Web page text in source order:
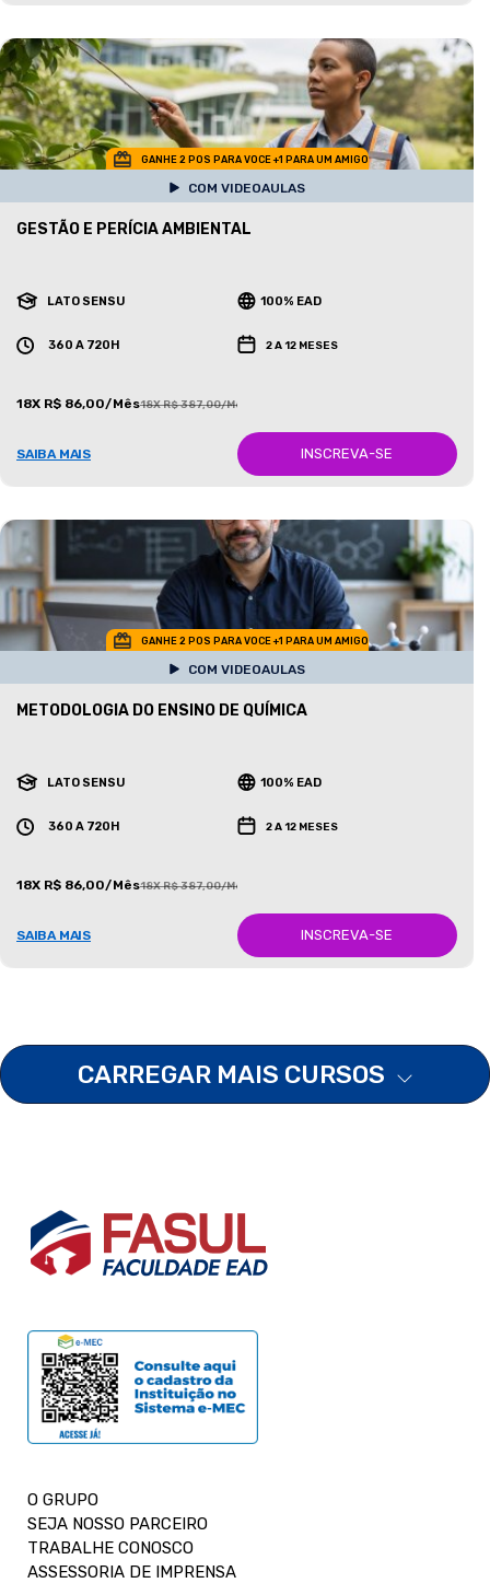
GANHE 2 POS PARA VOCE +1 PARA UM AMIGO
COM VIDEOAULAS
GESTÃO E PERÍCIA AMBIENTAL
LATO SENSU 100% EAD
360 A 720H 2 A 12 MESES
18X R$ 86,00/Mês18X R$ 387,00/Mês
SAIBA MAIS INSCREVA-SE
GANHE 2 POS PARA VOCE +1 PARA UM AMIGO
COM VIDEOAULAS
METODOLOGIA DO ENSINO DE QUÍMICA
LATO SENSU 100% EAD
360 A 720H 2 A 12 MESES
18X R$ 86,00/Mês18X R$ 387,00/Mês
SAIBA MAIS INSCREVA-SE
CARREGAR MAIS CURSOS
O GRUPO
SEJA NOSSO PARCEIRO
TRABALHE CONOSCO
ASSESSORIA DE IMPRENSA